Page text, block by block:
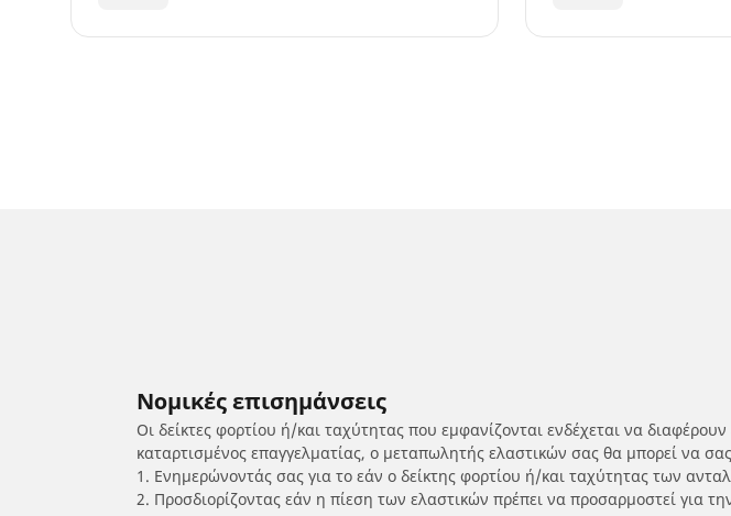
Νομικές επισημάνσεις
Οι δείκτες φορτίου ή/και ταχύτητας που εμφανίζονται ενδέχεται να
καταρτισμένος επαγγελματίας, ο μεταπωλητής ελαστικών σας θα μπορεί να
1. Ενημερώνοντάς σας για το εάν ο δείκτης φορτίου ή/και ταχύτητας των
2. Προσδιορίζοντας εάν η πίεση των ελαστικών πρέπει να προσαρμοστεί για